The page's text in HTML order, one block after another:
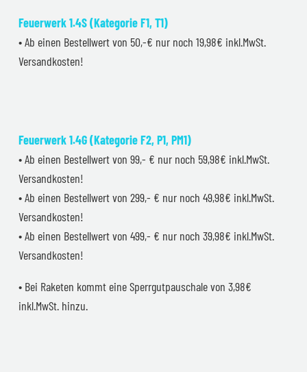
Feuerwerk 1.4S (Kategorie F1, T1)
• Ab einen Bestellwert von 50,-€ nur noch 19,98€ inkl.MwSt.
Versandkosten!
Feuerwerk 1.4G (Kategorie F2, P1, PM1)
• Ab einen Bestellwert von 99,- € nur noch 59,98€ inkl.MwSt.
Versandkosten!
• Ab einen Bestellwert von 299,- € nur noch 49,98€ inkl.MwSt.
Versandkosten!
• Ab einen Bestellwert von 499,- € nur noch 39,98€ inkl.MwSt.
Versandkosten!
• Bei Raketen kommt eine Sperrgutpauschale von 3,98€
inkl.MwSt. hinzu.